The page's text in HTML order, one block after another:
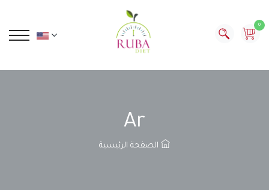
0
Ar
الصفحة الرئيسية